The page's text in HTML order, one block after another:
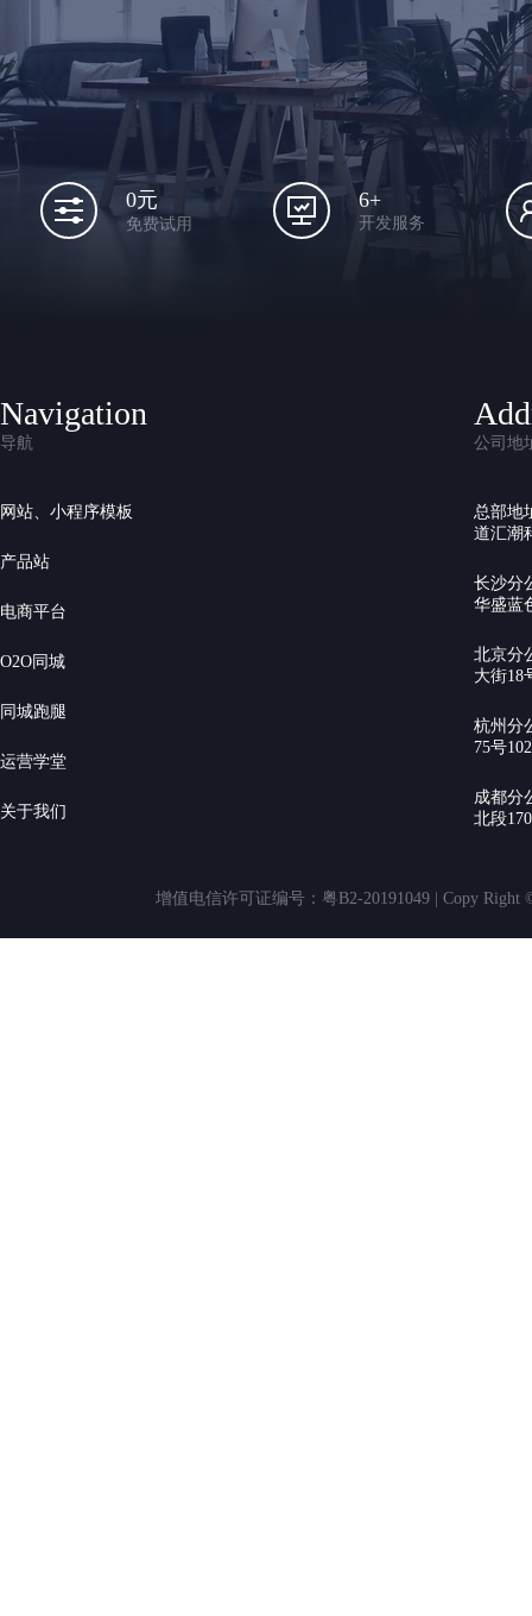
0元
免费试用
6+
开发服务
Navigation
导航
网站、小程序模板
产品站
电商平台
O2O同城
同城跑腿
运营学堂
关于我们
公司地
总部地
道汇潮
长沙分
华盛蓝
北京分
大街18
杭州分
75号
成都分
北段
增值电信许可证编号：粤B2-20191049 | Copy